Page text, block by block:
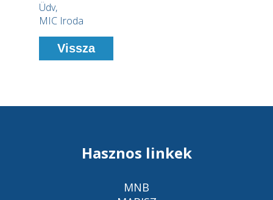
Üdv,
MIC Iroda
Vissza
Hasznos linkek
MNB